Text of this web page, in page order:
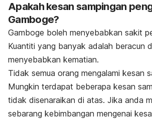
Apakah kesan sampingan
Gamboge?
Gamboge boleh menyebabkan sakit
Kuantiti yang banyak adalah beracun
menyebabkan kematian.
Tidak semua orang mengalami kesan
Mungkin terdapat beberapa kesan
tidak disenaraikan di atas. Jika anda
sebarang kebimbangan mengenai